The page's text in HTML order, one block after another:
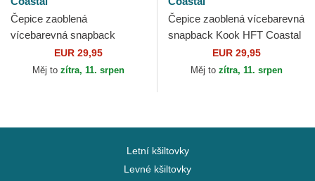
Čepice zaoblená
vícebarevná snapback
Oysters & Beer HFT Coastal
EUR 29,95
Měj to zítra, 11. srpen
Čepice zaoblená vícebarevná
snapback Kook HFT Coastal
EUR 29,95
Měj to zítra, 11. srpen
Letní kšiltovky
Levné kšiltovky